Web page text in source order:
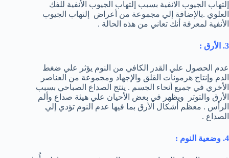
إلتهاب الجيوب الانفية بسبب إلتهاب الجيوب الأنفية للفك
العلوي .بالإضافة إلي مجموعة من أعراض إلتهاب الجيوب
الأنفية لمعرفة أنك تعاني من هذه الحالة .
3. الأرق :
عدم الحصول علي القدر الكافي من النوم يؤثر علي ضغط
الدم وإنتاج هرمونات القلق والإجهاد ومجموعة من العناصر
الأخري في جميع أنحاء الجسم . ينتج الصداع الصباحي بسبب
الأرق والتوتر ويظهر في بعض الأحيان علي هيئة صداع وألم
الرأس . معظم أشكال الأرق بما فيها عدم النوم تؤدي إلي
الصداع .
4. وضعية النوم :